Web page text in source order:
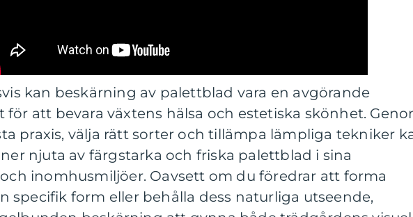
kan beskärning av palettblad vara en avgörande
att bevara växtens hälsa och estetiska skönhet.
praxis, välja rätt sorter och tillämpa lämpliga tekniker
njuta av färgstarka och friska palettblad i sina
inomhusmiljöer. Oavsett om du föredrar att forma
specifik form eller behålla dess naturliga utseende,